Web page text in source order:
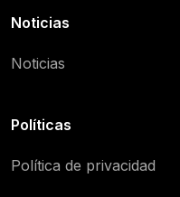
Noticias
Noticias
Políticas
Política de privacidad